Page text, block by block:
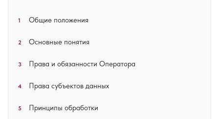
1 Общие положения
2 Основные понятия
3 Права и обязанности Оператора
4 Права субъектов данных
5 Принципы обработки